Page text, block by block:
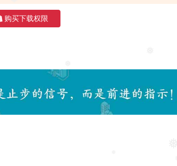
❅
❅
❅
购买下载权限